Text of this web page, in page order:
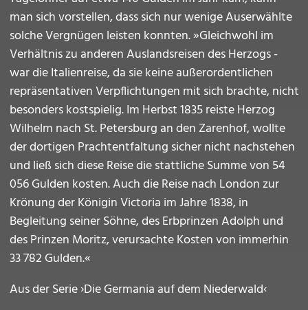
man sich vorstellen, dass sich nur wenige Auserwählte
solche Vergnügen leisten konnten. »Gleichwohl im
Verhältnis zu anderen Auslandsreisen des Herzogs -
war die Italienreise, da sie keine außerordentlichen
repräsentativen Verpflichtungen mit sich brachte, nicht
besonders kostspielig. Im Herbst 1835 reiste Herzog
Wilhelm nach St. Petersburg an den Zarenhof, wollte
der dortigen Prachtentfaltung sicher nicht nachstehen
und ließ sich diese Reise die stattliche Summe von 54
056 Gulden kosten. Auch die Reise nach London zur
Krönung der Königin Victoria im Jahre 1838, in
Begleitung seiner Söhne, des Erbprinzen Adolph und
des Prinzen Moritz, verursachte Kosten von immerhin
33 782 Gulden.«
Aus der Serie ›Die Germania auf dem Niederwald‹